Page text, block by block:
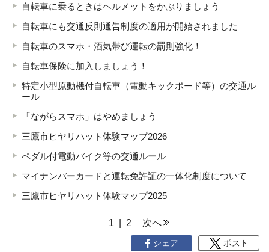
自転車に乗るときはヘルメットをかぶりましょう
自転車にも交通反則通告制度の適用が開始されました
自転車のスマホ・酒気帯び運転の罰則強化！
自転車保険に加入しましょう！
特定小型原動機付自転車（電動キックボード等）の交通ル
ール
「ながらスマホ」はやめましょう
三鷹市ヒヤリハット体験マップ2026
ペダル付電動バイク等の交通ルール
マイナンバーカードと運転免許証の一体化制度について
三鷹市ヒヤリハット体験マップ2025
1 | 2 次へ
シェア ポスト